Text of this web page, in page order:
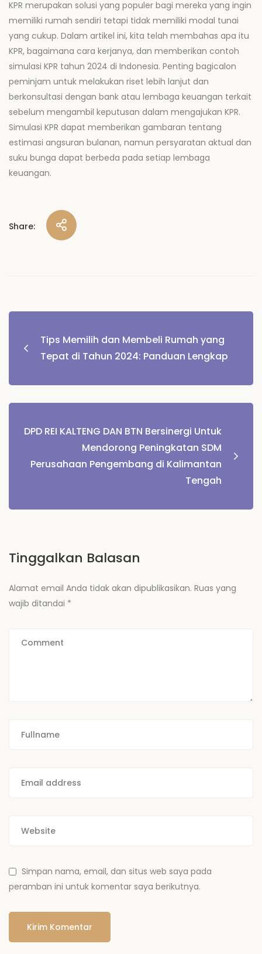
KPR merupakan solusi yang populer bagi mereka yang ingin
memiliki rumah sendiri tetapi tidak memiliki modal tunai
yang cukup. Dalam artikel ini, kita telah membahas apa itu
KPR, bagaimana cara kerjanya, dan memberikan contoh
simulasi KPR tahun 2024 di Indonesia. Penting bagicalon
peminjam untuk melakukan riset lebih lanjut dan
berkonsultasi dengan bank atau lembaga keuangan terkait
sebelum mengambil keputusan dalam mengajukan KPR.
Simulasi KPR dapat memberikan gambaran tentang
estimasi angsuran bulanan, namun persyaratan aktual dan
suku bunga dapat berbeda pada setiap lembaga
keuangan.
Share:
Navigasi
posTips Memilih dan Membeli Rumah yang
Tepat di Tahun 2024: Panduan Lengkap
DPD REI KALTENG DAN BTN Bersinergi Untuk
Mendorong Peningkatan SDM
Perusahaan Pengembang di Kalimantan
Tengah
Tinggalkan Balasan
Alamat email Anda tidak akan dipublikasikan. Ruas yang
wajib ditandai *
Simpan nama, email, dan situs web saya pada
peramban ini untuk komentar saya berikutnya.